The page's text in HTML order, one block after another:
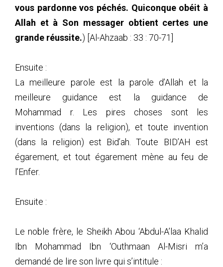
vous pardonne vos péchés. Quiconque obéit à
Allah et à Son messager obtient certes une
grande réussite.) [Al-Ahzaab : 33 : 70-71]
Ensuite :
La meilleure parole est la parole d’Allah et la
meilleure guidance est la guidance de
Mohammad r. Les pires choses sont les
inventions (dans la religion), et toute invention
(dans la religion) est Bid’ah. Toute BID’AH est
égarement, et tout égarement mène au feu de
l’Enfer.
Ensuite :
Le noble frère, le Sheikh Abou ‘Abdul-A’laa Khalid
Ibn Mohammad Ibn ‘Outhmaan Al-Misri m’a
demandé de lire son livre qui s’intitule :